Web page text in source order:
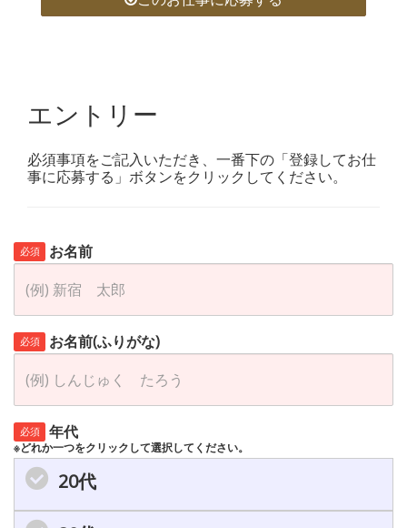
エントリー
必須事項をご記入いただき、一番下の「登録してお仕
事に応募する」ボタンをクリックしてください。
必須 お名前
必須 お名前(ふりがな)
必須 年代
※どれか一つをクリックして選択してください。
20代